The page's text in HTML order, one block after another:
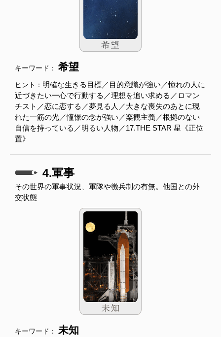
キーワード： 希望
ヒント： 明確な生きる目標／目的意識が強い／憧れの人に
近づきたい一心で行動する／理想を追い求める／ロマン
チスト／恋に恋する／夢見る人／大きな喪失のあとに現
れた一筋の光／憧憬の念が強い／楽観主義／根拠のない
自信を持っている／明るい人物／17.THE STAR 星《正位
置》
4.軍事
その世界の軍事状況、軍隊や徴兵制の有無。他国との外
交状態
キーワード： 未知